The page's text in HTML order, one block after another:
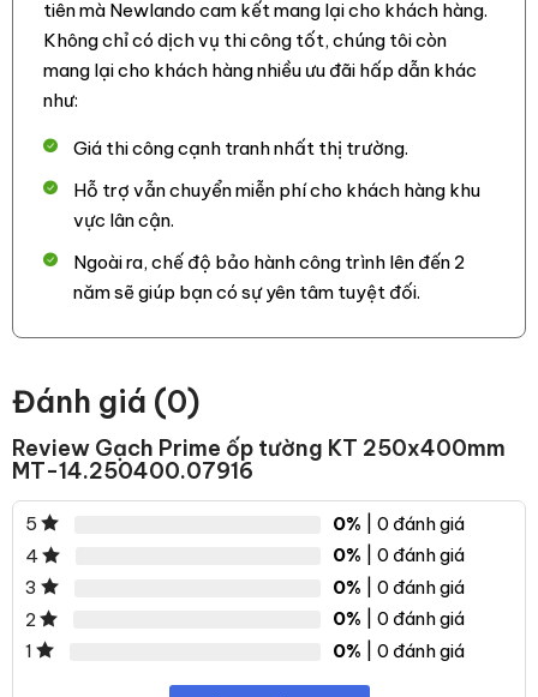
tiên mà Newlando cam kết mang lại cho khách hàng.
Không chỉ có dịch vụ thi công tốt, chúng tôi còn
mang lại cho khách hàng nhiều ưu đãi hấp dẫn khác
như:
Giá thi công cạnh tranh nhất thị trường.
Hỗ trợ vẫn chuyển miễn phí cho khách hàng khu
vực lân cận.
Ngoài ra, chế độ bảo hành công trình lên đến 2
năm sẽ giúp bạn có sự yên tâm tuyệt đối.
Đánh giá (0)
Review Gạch Prime ốp tường KT 250x400mm
MT-14.250400.07916
5 0% | 0 đánh giá
4
0% | 0 đánh giá
3
0% | 0 đánh giá
2
0% | 0 đánh giá
1
0% | 0 đánh giá